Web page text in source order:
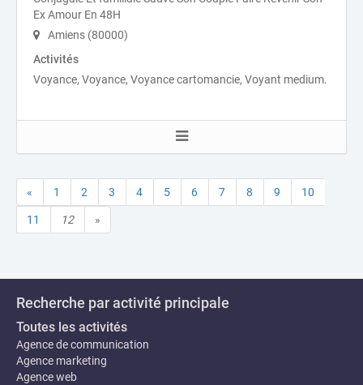
Ex Amour En 48H
Amiens (80000)
Activités
Voyance, Voyance, Voyance cartomancie, Voyant medium.
« 1 2 3 4 5 6 7 8 9 10
11 12 »
Recherche par activité principale
Toutes les activités
Agence de communication
Agence marketing
Agence web